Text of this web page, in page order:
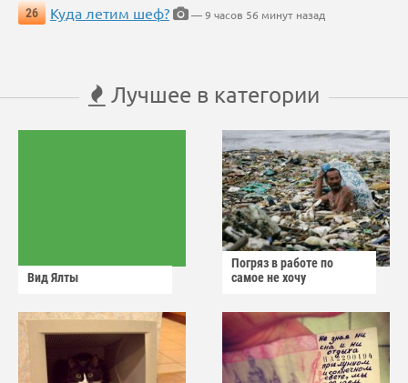
26
Куда летим шеф? — 9 часов 56 минут назад
Лучшее в категории
Вид Ялты
Погряз в работе по
самое не хочу